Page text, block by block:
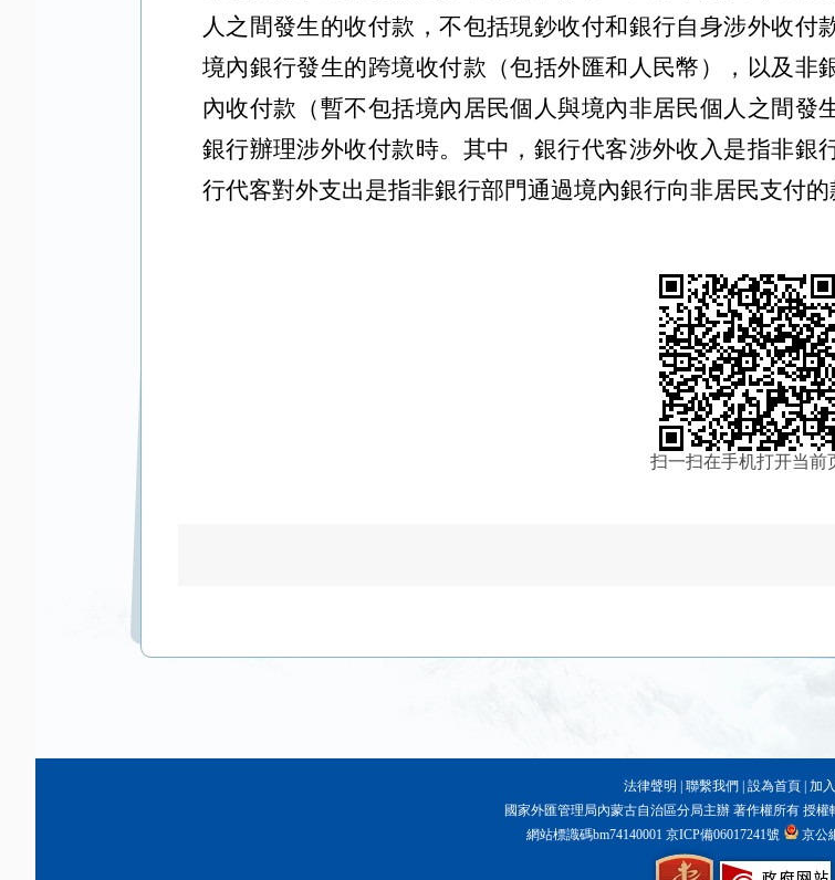
人之間發生的收付款，不包括現鈔收付和銀行自身涉外收付
境內銀行發生的跨境收付款（包括外匯和人民幣），以及非
內收付款（暫不包括境內居民個人與境內非居民個人之間發
銀行辦理涉外收付款時。其中，銀行代客涉外收入是指非銀
行代客對外支出是指非銀行部門通過境內銀行向非居民支付的
扫一扫在手机打开当前
法律聲明 聯繫我們 設為首頁 加
國家外匯管理局內蒙古自治區分局主辦 著作權所有 授權
網站標識碼bm74140001京ICP備06017241號 京公